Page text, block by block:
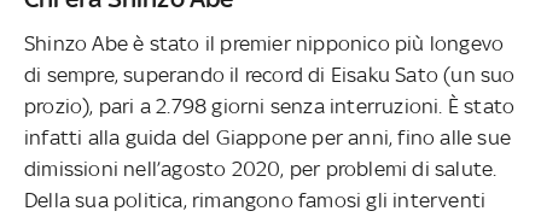
Shinzo Abe è stato il premier nipponico più longevo
di sempre, superando il record di Eisaku Sato (un suo
prozio), pari a 2.798 giorni senza interruzioni. È stato
infatti alla guida del Giappone per anni, fino alle sue
dimissioni nell’agosto 2020, per problemi di salute.
Della sua politica, rimangono famosi gli interventi